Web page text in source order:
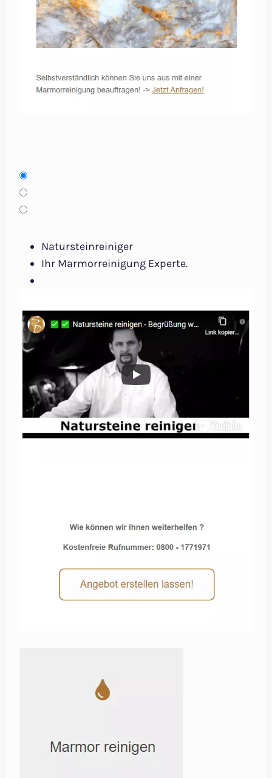
Natursteinreiniger
Ihr Marmorreinigung Experte.